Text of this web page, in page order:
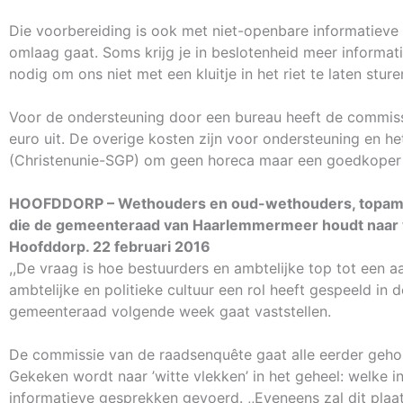
Die voorbereiding is ook met niet-openbare
omlaag gaat. Soms krijg je in beslotenheid meer
nodig om ons niet met een kluitje in het riet te laten
Voor de ondersteuning door een bureau heeft de
euro uit. De overige kosten zijn voor ondersteuning en
(Christenunie-SGP) om geen horeca maar een
HOOFDDORP – Wethouders en oud-wethouders,
die de gemeenteraad van Haarlemmermeer houdt
Hoofddorp. 22 februari 2016
,,De vraag is hoe bestuurders en ambtelijke top tot een
ambtelijke en politieke cultuur een rol heeft gespeeld in
gemeenteraad volgende week gaat vaststellen.
De commissie van de raadsenquête gaat alle eerder
Gekeken wordt naar ’witte vlekken’ in het geheel:
informatieve gesprekken gevoerd. ,,Eveneens zal dit